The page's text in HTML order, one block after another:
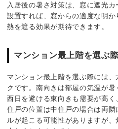
入居後の暑さ対策は、窓に遮光
設置すれば、窓からの適度な明
熱を遮る効果が期待できます。
マンション最上階を選ぶ
マンション最上階を選ぶ際には
クです。南向きは部屋の気温が
西日を避ける東向きも需要が高く
住戸の位置は中住戸の場合は両
ルが起こる可能性がありますが